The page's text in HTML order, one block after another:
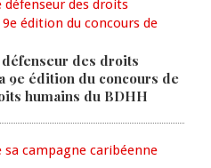
des droits
9e édition du concours de
humains du BDHH